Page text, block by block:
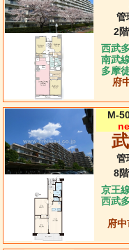
管
2階
西武
南武
多摩
府
M-
管
8階
京王
西武
府中